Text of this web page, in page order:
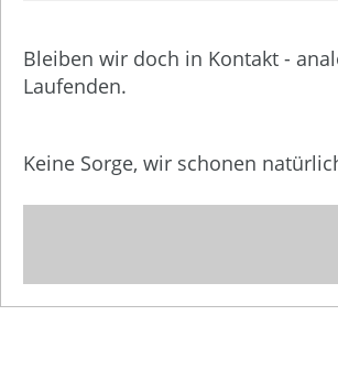
Bleiben wir doch in Kontakt -
Laufenden.
Keine Sorge, wir schonen